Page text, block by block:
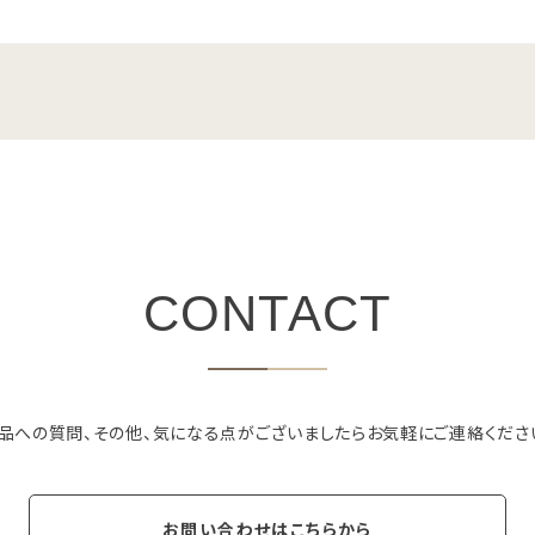
CONTACT
への質問、その他、気になる点がございましたらお気軽にご連絡くださ
お問い合わせはこちらから